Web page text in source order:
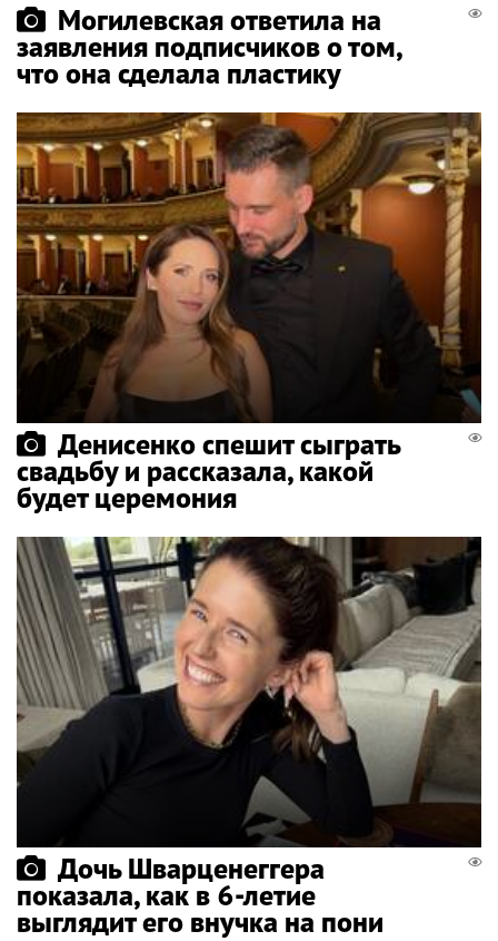
Могилевская ответила на
заявления подписчиков о том,
что она сделала пластику
Денисенко спешит сыграть
свадьбу и рассказала, какой
будет церемония
Дочь Шварценеггера
показала, как в 6-летие
выглядит его внучка на пони